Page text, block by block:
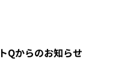
Qからのお知らせ